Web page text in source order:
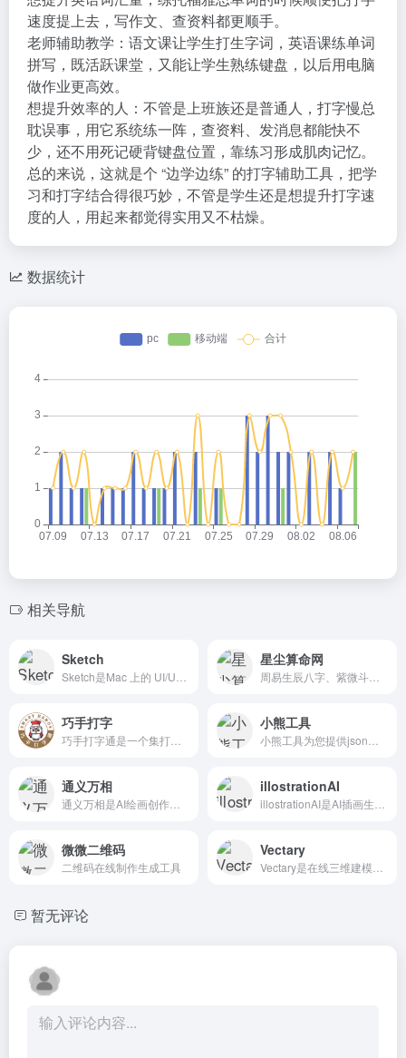
速度提上去，写作文、查资料都更顺手。
老师辅助教学：语文课让学生打生字词，英语课练单词
拼写，既活跃课堂，又能让学生熟练键盘，以后用电脑
做作业更高效。
想提升效率的人：不管是上班族还是普通人，打字慢总
耽误事，用它系统练一阵，查资料、发消息都能快不
少，还不用死记硬背键盘位置，靠练习形成肌肉记忆。
总的来说，这就是个 “边学边练” 的打字辅助工具，把学
习和打字结合得很巧妙，不管是学生还是想提升打字速
度的人，用起来都觉得实用又不枯燥。
数据统计
相关导航
Sketch 星尘算命网
巧手打字 小熊工具
通义万相 illostrationAI
微微二维码
二维码在线制作生成工具
Vectary
暂无评论